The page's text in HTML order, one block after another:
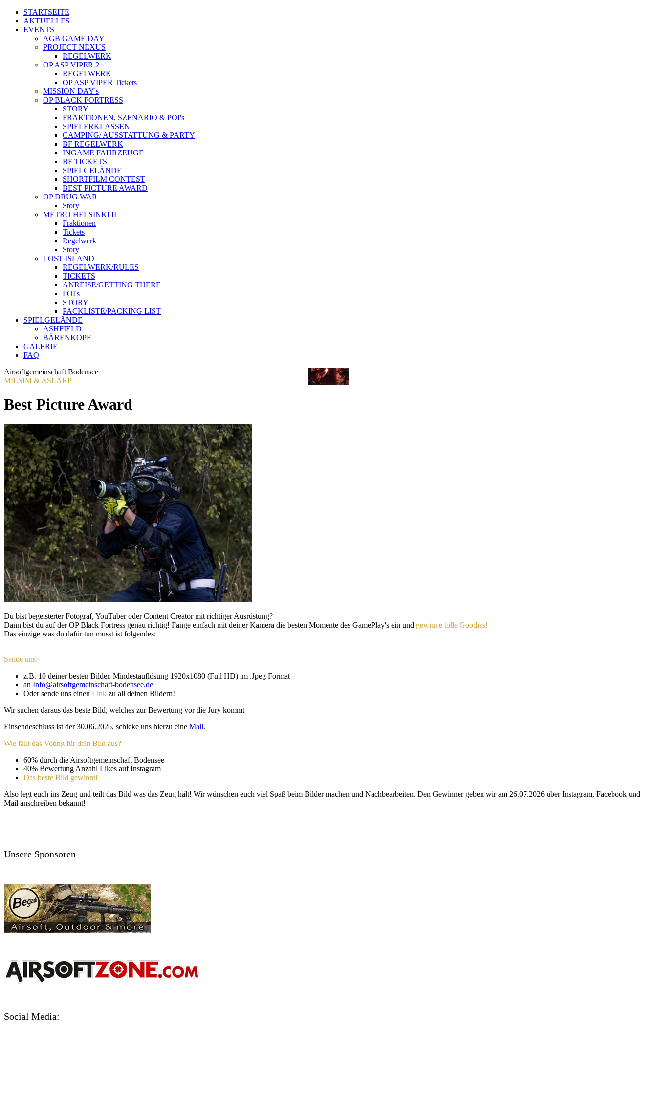
STARTSEITE
AKTUELLES
EVENTS
AGB GAME DAY
PROJECT NEXUS
REGELWERK
OP ASP VIPER 2
REGELWERK
OP ASP VIPER Tickets
MISSION DAY's
OP BLACK FORTRESS
STORY
FRAKTIONEN, SZENARIO & POI's
SPIELERKLASSEN
CAMPING/ AUSSTATTUNG & PARTY
BF REGELWERK
INGAME FAHRZEUGE
BF TICKETS
SPIELGELÄNDE
SHORTFILM CONTEST
BEST PICTURE AWARD
OP DRUG WAR
Story
METRO HELSINKI II
Fraktionen
Tickets
Regelwerk
Story
LOST ISLAND
REGELWERK/RULES
TICKETS
ANREISE/GETTING THERE
POI's
STORY
PACKLISTE/PACKING LIST
SPIELGELÄNDE
ASHFIELD
BÄRENKOPF
GALERIE
FAQ
Airsoftgemeinschaft Bodensee
MILSIM & ASLARP
Best Picture Award
Du bist begeisterter Fotograf, YouTuber oder Content Creator mit richtiger Ausrüstung?
Dann bist du auf der OP Black Fortress genau richtig! Fange einfach mit deiner Kamera die besten Momente des GamePlay's ein und gewinne tolle Goodies!
Das einzige was du dafür tun musst ist folgendes:
Sende uns:
z.B. 10 deiner besten Bilder, Mindestauflösung 1920x1080 (Full HD) im .Jpeg Format
an Info@airsoftgemeinschaft-bodensee.de
Oder sende uns einen Link zu all deinen Bildern!
Wir suchen daraus das beste Bild, welches zur Bewertung vor die Jury kommt
Einsendeschluss ist der 30.06.2026, schicke uns hierzu eine Mail.
Wie fällt das Voting für dein Bild aus?
60% durch die Airsoftgemeinschaft Bodensee
40% Bewertung Anzahl Likes auf Instagram
Das beste Bild gewinnt!
Also legt euch ins Zeug und teilt das Bild was das Zeug hält! Wir wünschen euch viel Spaß beim Bilder machen und Nachbearbeiten. Den Gewinner geben wir am 26.07.2026 über Instagram, Facebook und
Mail anschreiben bekannt!
Unsere Sponsoren
Social Media: